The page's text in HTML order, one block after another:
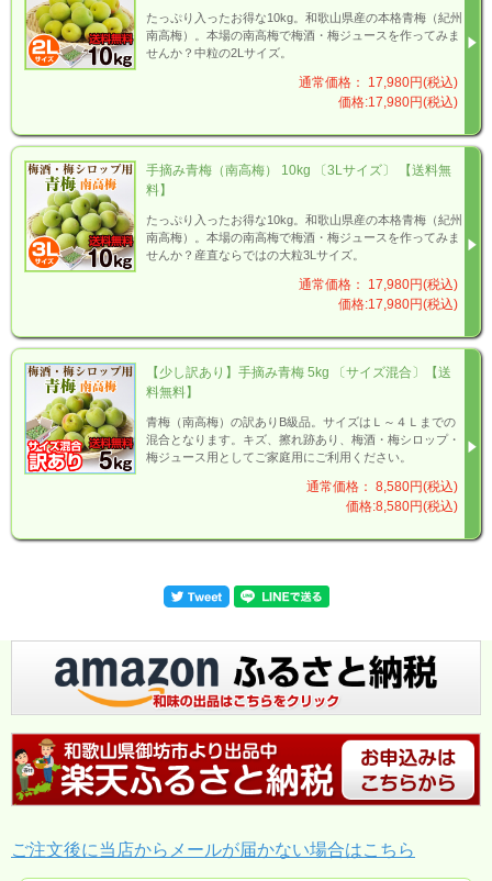
たっぷり入ったお得な10kg。和歌山県産の本格青梅（紀州
南高梅）。本場の南高梅で梅酒・梅ジュースを作ってみま
せんか？中粒の2Lサイズ。
通常価格： 17,980円(税込)
価格:17,980円(税込)
手摘み青梅（南高梅） 10kg 〔3Lサイズ〕 【送料無
料】
たっぷり入ったお得な10kg。和歌山県産の本格青梅（紀州
南高梅）。本場の南高梅で梅酒・梅ジュースを作ってみま
せんか？産直ならではの大粒3Lサイズ。
通常価格： 17,980円(税込)
価格:17,980円(税込)
【少し訳あり】手摘み青梅 5kg 〔サイズ混合〕【送
料無料】
青梅（南高梅）の訳ありB級品。サイズはＬ～４Ｌまでの
混合となります。キズ、擦れ跡あり、梅酒・梅シロップ・
梅ジュース用としてご家庭用にご利用ください。
通常価格： 8,580円(税込)
価格:8,580円(税込)
ご注文後に当店からメールが届かない場合はこちら